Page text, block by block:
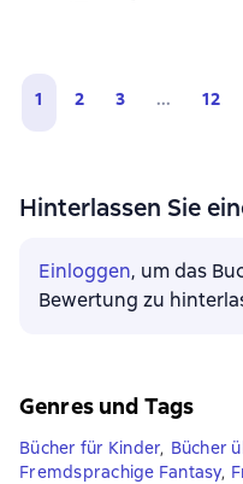
1 2 3 ... 12
Hinterlassen Sie
Einloggen, um das
Bewertung zu
Genres und Tags
Bücher für Kinder, Bücher
Fremdsprachige Fantasy,